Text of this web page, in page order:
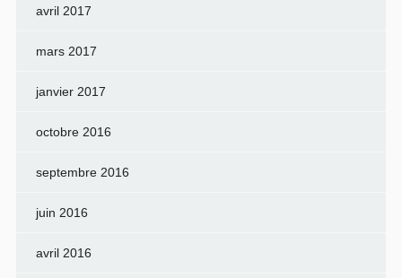
avril 2017
mars 2017
janvier 2017
octobre 2016
septembre 2016
juin 2016
avril 2016